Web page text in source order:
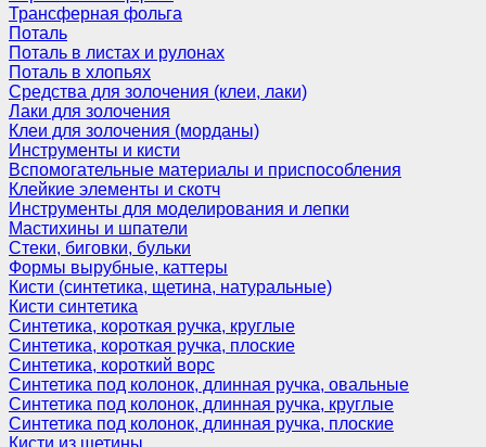
Трансферная фольга
Поталь
Поталь в листах и рулонах
Поталь в хлопьях
Средства для золочения (клеи, лаки)
Лаки для золочения
Клеи для золочения (морданы)
Инструменты и кисти
Вспомогательные материалы и приспособления
Клейкие элементы и скотч
Инструменты для моделирования и лепки
Мастихины и шпатели
Стеки, биговки, бульки
Формы вырубные, каттеры
Кисти (синтетика, щетина, натуральные)
Кисти синтетика
Синтетика, короткая ручка, круглые
Синтетика, короткая ручка, плоские
Синтетика, короткий ворс
Синтетика под колонок, длинная ручка, овальные
Синтетика под колонок, длинная ручка, круглые
Синтетика под колонок, длинная ручка, плоские
Кисти из щетины